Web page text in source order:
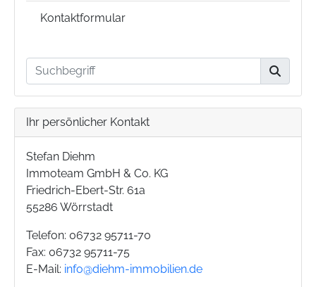
Kontaktformular
Ihr persönlicher Kontakt
Stefan Diehm
Immoteam GmbH & Co. KG
Friedrich-Ebert-Str. 61a
55286 Wörrstadt
Telefon: 06732 95711-70
Fax: 06732 95711-75
E-Mail: info@diehm-immobilien.de